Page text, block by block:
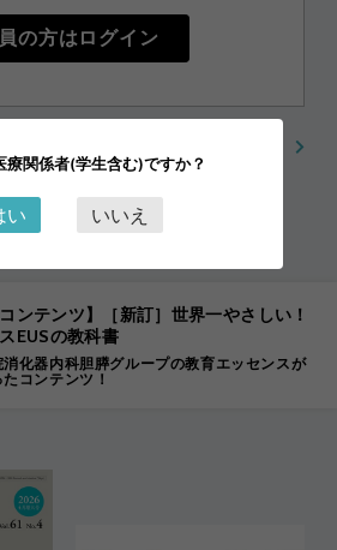
の方はログイン
コンテンツ】［新訂］世界一やさしい！
EUSの教科書
化器内科胆膵グループの教育エッセンスが
コンテンツ！
療関係者(学生含む)ですか？
い いいえ